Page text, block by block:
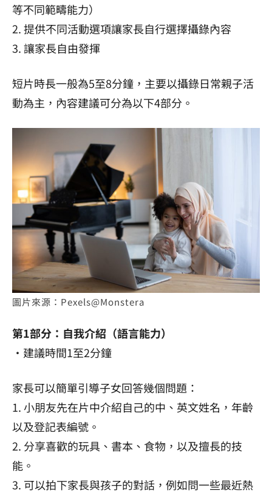
等不同範疇能力）
2. 提供不同活動選項讓家長自行選擇攝錄內容
3. 讓家長自由發揮
短片時長一般為5至8分鐘，主要以攝錄日常親子活
動為主，內容建議可分為以下4部分。
圖片來源：Pexels@Monstera
第1部分：自我介紹（語言能力）
・建議時間1至2分鐘
家長可以簡單引導子女回答幾個問題：
1. 小朋友先在片中介紹自己的中、英文姓名，年齡
以及登記表編號。
2. 分享喜歡的玩具、書本、食物，以及擅長的技
能。
3. 可以拍下家長與孩子的對話，例如問一些最近熱